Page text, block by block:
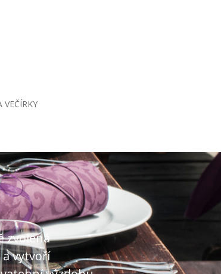
VEČÍRKY
zvolená
vytvoří